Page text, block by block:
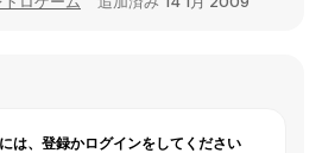
は、登録かログインをしてください